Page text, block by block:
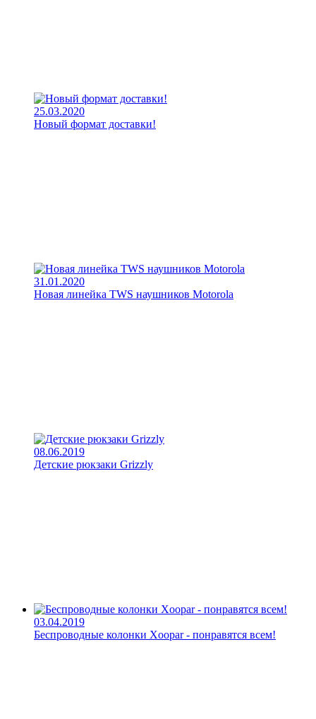
25.03.2020
Новый формат доставки!
31.01.2020
Новая линейка TWS наушников Motorola
08.06.2019
Детские рюкзаки Grizzly
03.04.2019
Беспроводные колонки Xoopar - понравятся всем!